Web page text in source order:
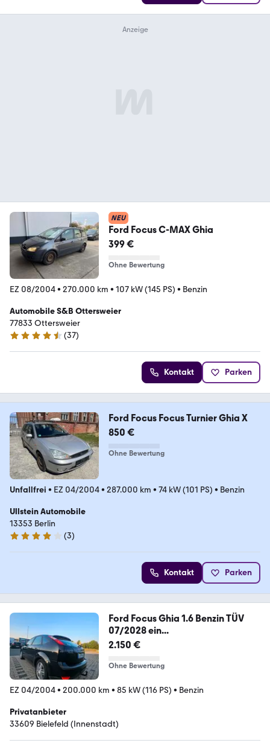
NEU
Ford Focus C-MAX Ghia
399 €
Ohne Bewertung
EZ 08/2004• 270.000 km • 107 kW (145 PS) • Benzin
Automobile S&B Ottersweier
77833 Ottersweier
4.5 Sterne
(37)
Kontakt Parken
Ford Focus Focus Turnier Ghia X
850 €
Ohne Bewertung
Unfallfrei • EZ 04/2004• 287.000 km • 74 kW (101 PS) • Benzin
Ullstein Automobile
13353 Berlin
4.2 Sterne
(3)
Kontakt Parken
Ford Focus Ghia 1.6 Benzin TÜV
07/2028 ein...
2.150 €
Ohne Bewertung
EZ 04/2004• 200.000 km • 85 kW (116 PS) • Benzin
Privatanbieter
33609 Bielefeld (Innenstadt)